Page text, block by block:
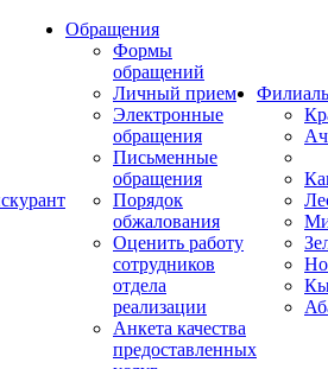
Обращения
Формы
обращений
Личный прием
Электронные
обращения
Письменные
обращения
Порядок
обжалования
Оценить работу
сотрудников
отдела
реализации
Анкета качества
предоставленных